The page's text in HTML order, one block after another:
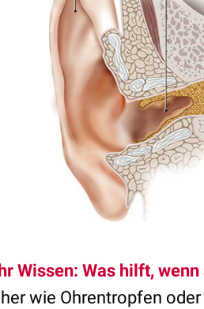
Wissen: Was hilft,
wie Ohrentropfen